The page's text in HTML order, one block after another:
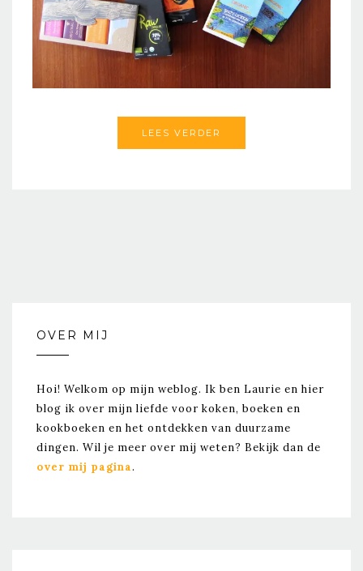
LEES VERDER
OVER MIJ
Hoi! Welkom op mijn weblog. Ik ben Laurie en hier
blog ik over mijn liefde voor koken, boeken en
kookboeken en het ontdekken van duurzame
dingen. Wil je meer over mij weten? Bekijk dan de
over mij pagina.